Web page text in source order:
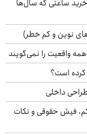
ساعتی که سال‌ها
نوین و کم خطر)
واقعیت را نمی‌گویند
داخلی
فیش حقوقی و نکات